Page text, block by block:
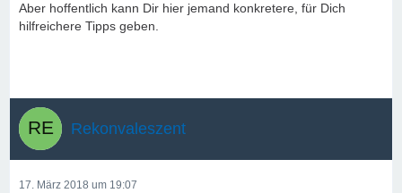
Aber hoffentlich kann Dir hier jemand konkretere, für Dich
hilfreichere Tipps geben.
Rekonvaleszent
17. März 2018 um 19:07